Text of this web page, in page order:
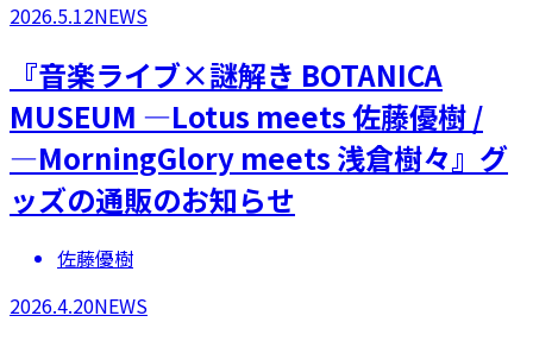
2026.5.12NEWS
『音楽ライブ×謎解き BOTANICA
MUSEUM ―Lotus meets 佐藤優樹 /
―MorningGlory meets 浅倉樹々』グ
ッズの通販のお知らせ
佐藤優樹
2026.4.20NEWS